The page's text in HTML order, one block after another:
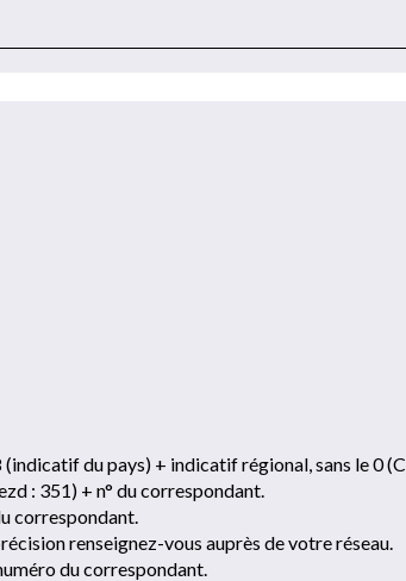
du pays) + indicatif régional, sans le 0
: 351) + n° du correspondant.
correspondant.
renseignez-vous auprès de votre réseau.
du correspondant.